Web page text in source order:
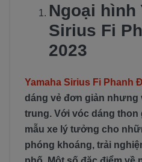
Ngoại hình
Sirius Fi
2023
Yamaha Sirius Fi Phanh
dáng vẻ đơn giản nhưng
trung. Với vóc dáng thon
mẫu xe lý tưởng cho
phóng khoáng, trải